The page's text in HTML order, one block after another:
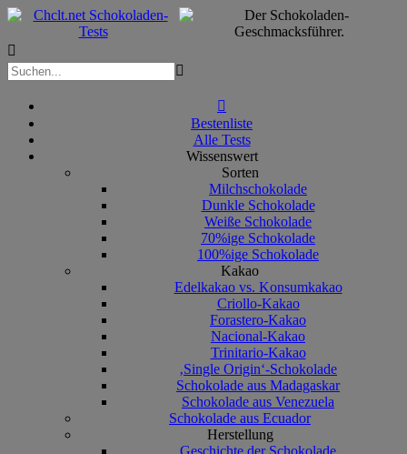



Bestenliste
Alle Tests
Wissenswert
Sorten
Milchschokolade
Dunkle Schokolade
Weiße Schokolade
70%ige Schokolade
100%ige Schokolade
Kakao
Edelkakao vs. Konsumkakao
Criollo-Kakao
Forastero-Kakao
Nacional-Kakao
Trinitario-Kakao
‚Single Origin‘-Schokolade
Schokolade aus Madagaskar
Schokolade aus Venezuela
Schokolade aus Ecuador
Herstellung
Geschichte der Schokolade